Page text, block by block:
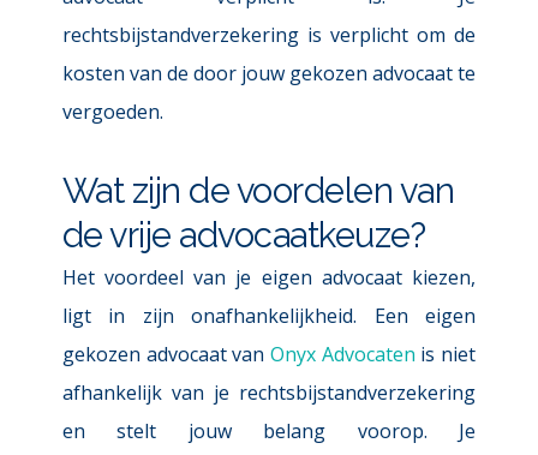
rechtsbijstandverzekering is verplicht om de
kosten van de door jouw gekozen advocaat te
vergoeden.
Wat zijn de voordelen van
de vrije advocaatkeuze?
Het voordeel van je eigen advocaat kiezen,
ligt in zijn onafhankelijkheid. Een eigen
gekozen advocaat van Onyx Advocaten is niet
afhankelijk van je rechtsbijstandverzekering
en stelt jouw belang voorop. Je